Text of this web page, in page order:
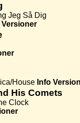
Jeg Så Dig
Versioner
House Info
His Comets
Clock